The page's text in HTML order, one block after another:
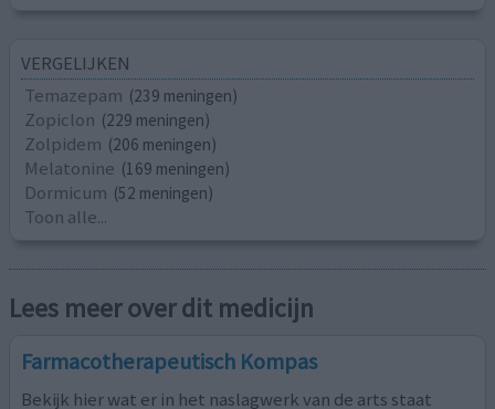
VERGELIJKEN
Temazepam (239 meningen)
Zopiclon (229 meningen)
Zolpidem (206 meningen)
Melatonine (169 meningen)
Dormicum (52 meningen)
Toon alle...
Lees meer over dit medicijn
Farmacotherapeutisch Kompas
Bekijk hier wat er in het naslagwerk van de arts staat